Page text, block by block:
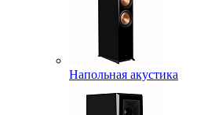
Напольная акустика